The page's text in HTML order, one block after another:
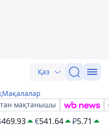
Қаз
Мақалалар
мақтанышы
469.93 €541.64 ₽5.71